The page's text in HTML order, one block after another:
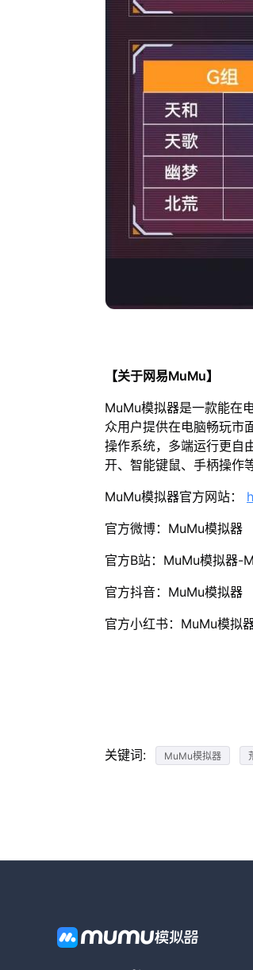
【关于网易MuMu】
MuMu模拟器是一款能在
众用户提供在电脑畅玩市
操作系统，多端运行更自
开、智能键鼠、手柄操作
MuMu模拟器官方网站：
官方微博：MuMu模拟器
官方B站：MuMu模拟器-
官方抖音：MuMu模拟器
官方小红书：MuMu模拟
关键词: MuMu模拟器